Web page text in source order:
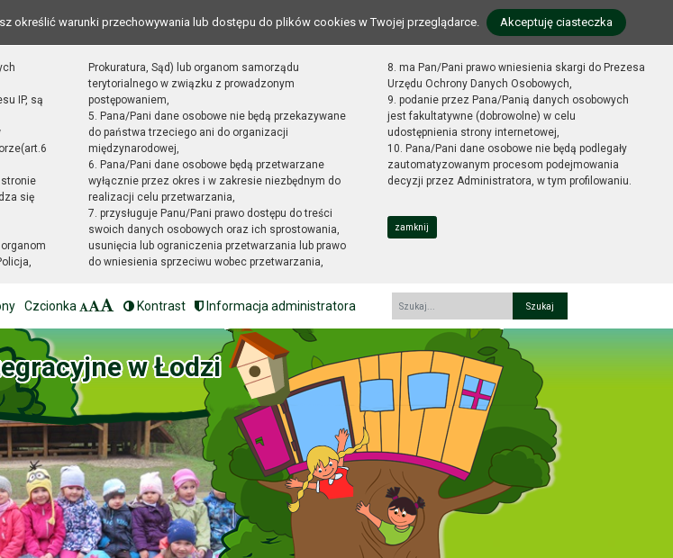
określić warunki przechowywania lub dostępu do plików cookies w Twojej przeglądarce. Akceptuję ciasteczka
IP, są
się
Prokuratura, Sąd) lub organom samorządu
terytorialnego w związku z prowadzonym
postępowaniem,
5. Pana/Pani dane osobowe nie będą przekazywane
do państwa trzeciego ani do organizacji
międzynarodowej,
6. Pana/Pani dane osobowe będą przetwarzane
wyłącznie przez okres i w zakresie niezbędnym do
realizacji celu przetwarzania,
7. przysługuje Panu/Pani prawo dostępu do treści
swoich danych osobowych oraz ich sprostowania,
usunięcia lub ograniczenia przetwarzania lub prawo
do wniesienia sprzeciwu wobec przetwarzania,
8. ma Pan/Pani prawo wniesienia skargi do Prezesa
Urzędu Ochrony Danych Osobowych,
9. podanie przez Pana/Panią danych osobowych
jest fakultatywne (dobrowolne) w celu
udostępnienia strony internetowej,
10. Pana/Pani dane osobowe nie będą podlegały
zautomatyzowanym procesom podejmowania
decyzji przez Administratora, w tym profilowaniu.
zamknij
Czcionka Kontrast Informacja administratora
Fraza
w Łodzi